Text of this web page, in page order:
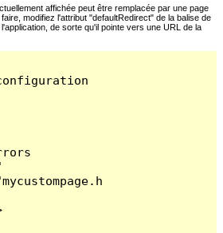
affichée peut être remplacée par une page
modifiez l'attribut "defaultRedirect" de la balise de
de sorte qu'il pointe vers une URL de la